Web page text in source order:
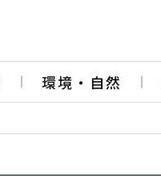
環境・自然